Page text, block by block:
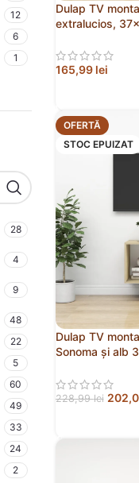
12
6
1
28
4
9
48
22
5
60
49
33
24
2
Dulap TV
extralucios,
165,99 lei
OFERTĂ
STOC EPUIZAT
Dulap TV
Sonoma și alb
228,99lei